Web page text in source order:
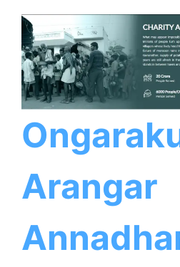
Arangar